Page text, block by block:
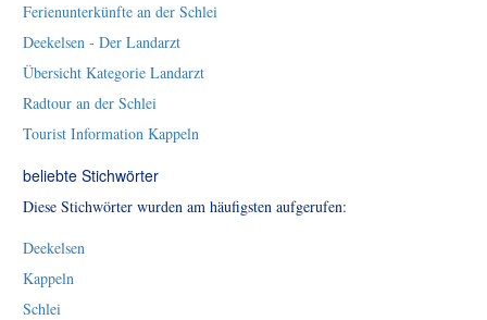
Ferienunterkünfte an der Schlei
Deekelsen - Der Landarzt
Übersicht Kategorie Landarzt
Radtour an der Schlei
Tourist Information Kappeln
beliebte Stichwörter
Diese Stichwörter wurden am häufigsten aufgerufen:
Deekelsen
Kappeln
Schlei